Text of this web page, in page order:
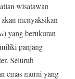
wisatawan
menyaksikan
) yang berukuran
panjang
Seluruh
emas murni yang